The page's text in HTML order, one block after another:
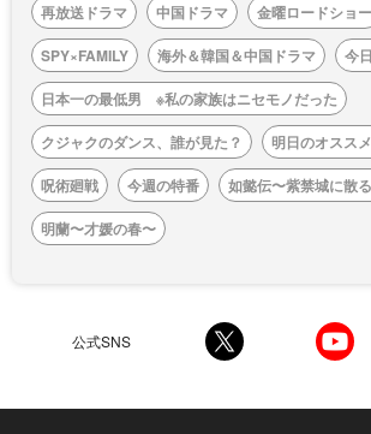
再放送ドラマ
中国ドラマ
金曜ロードショー
SPY×FAMILY
海外＆韓国＆中国ドラマ
今
日本一の最低男 ※私の家族はニセモノだった
クジャクのダンス、誰が見た？
明日のオスス
呪術廻戦
今週の特番
如懿伝〜紫禁城に散
明蘭〜才媛の春〜
公式SNS